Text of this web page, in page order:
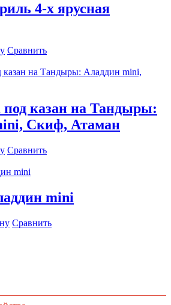
4-х ярусная
Сравнить
под казан на Тандыры:
Скиф, Атаман
Сравнить
mini
Сравнить